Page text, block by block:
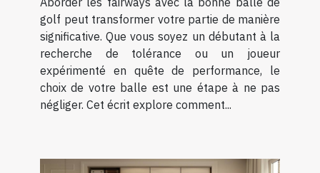
golf peut transformer votre partie de manière
significative. Que vous soyez un débutant à la
recherche de tolérance ou un joueur
expérimenté en quête de performance, le
choix de votre balle est une étape à ne pas
négliger. Cet écrit explore comment...